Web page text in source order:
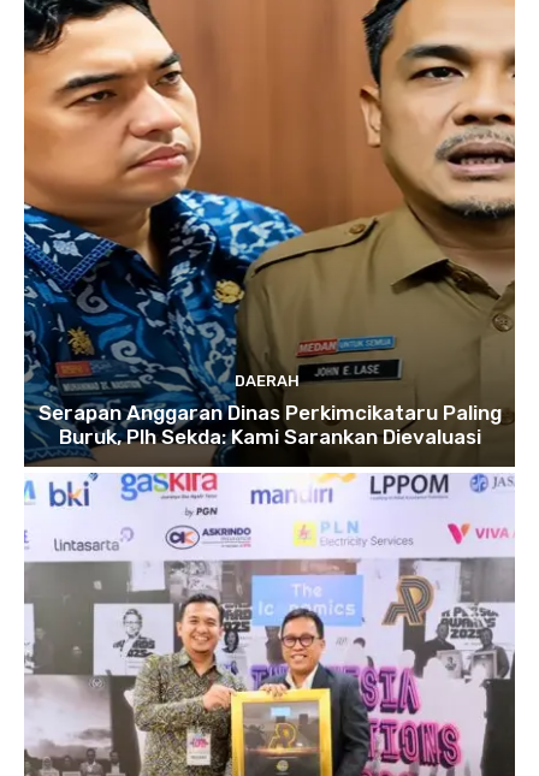
DAERAH
Serapan Anggaran Dinas Perkimcikataru Paling
Buruk, Plh Sekda: Kami Sarankan Dievaluasi